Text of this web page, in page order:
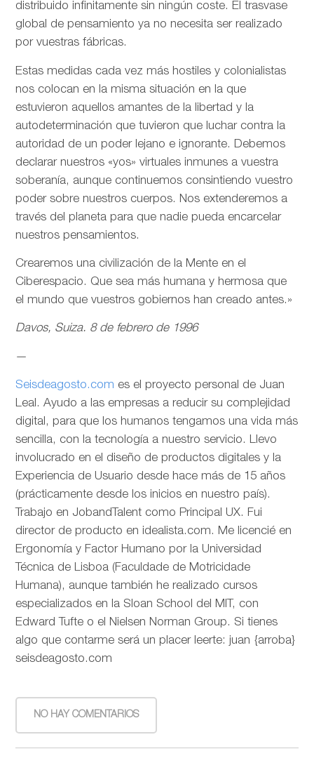
distribuido infinitamente sin ningún coste. El trasvase
global de pensamiento ya no necesita ser realizado
por vuestras fábricas.
Estas medidas cada vez más hostiles y colonialistas
nos colocan en la misma situación en la que
estuvieron aquellos amantes de la libertad y la
autodeterminación que tuvieron que luchar contra la
autoridad de un poder lejano e ignorante. Debemos
declarar nuestros «yos» virtuales inmunes a vuestra
soberanía, aunque continuemos consintiendo vuestro
poder sobre nuestros cuerpos. Nos extenderemos a
través del planeta para que nadie pueda encarcelar
nuestros pensamientos.
Crearemos una civilización de la Mente en el
Ciberespacio. Que sea más humana y hermosa que
el mundo que vuestros gobiernos han creado antes.»
Davos, Suiza. 8 de febrero de 1996
—
Seisdeagosto.com es el proyecto personal de Juan
Leal. Ayudo a las empresas a reducir su complejidad
digital, para que los humanos tengamos una vida más
sencilla, con la tecnología a nuestro servicio. Llevo
involucrado en el diseño de productos digitales y la
Experiencia de Usuario desde hace más de 15 años
(prácticamente desde los inicios en nuestro país).
Trabajo en JobandTalent como Principal UX. Fui
director de producto en idealista.com. Me licencié en
Ergonomía y Factor Humano por la Universidad
Técnica de Lisboa (Faculdade de Motricidade
Humana), aunque también he realizado cursos
especializados en la Sloan School del MIT, con
Edward Tufte o el Nielsen Norman Group. Si tienes
algo que contarme será un placer leerte: juan {arroba}
seisdeagosto.com
NO HAY COMENTARIOS